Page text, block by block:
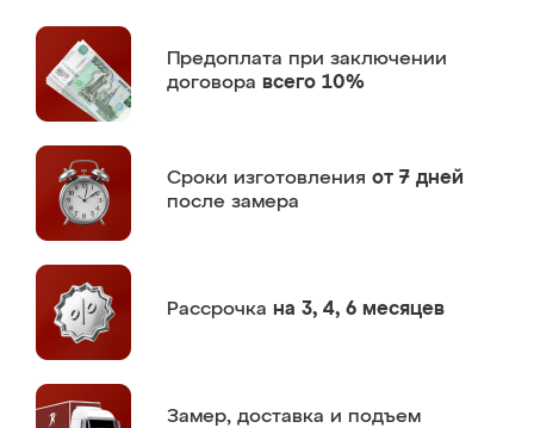
Предоплата при заключении
договора всего 10%
Сроки изготовления от 7 дней
после замера
Рассрочка на 3, 4, 6 месяцев
Замер, доставка и подъем